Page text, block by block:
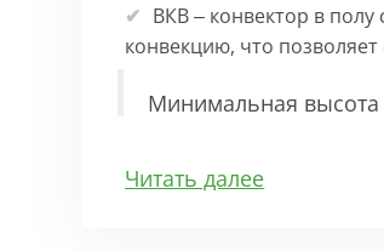
ВКВ – конвектор в
конвекцию, что
Минимальная высота
Особенности:
Читать далее